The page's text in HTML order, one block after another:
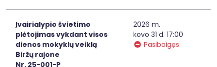
Įvairialypio švietimo
plėtojimas vykdant visos
dienos mokyklų veiklą
Biržų rajone
Nr. 25-001-P
2026 m.
kovo 31 d. 17:00
Pasibaigęs